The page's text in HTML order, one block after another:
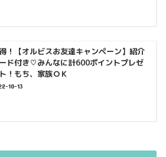
！【オルビスお友達キャンペーン】紹介
ド付き♡みんなに計600ポイントプレゼ
！もち、家族ＯＫ
10-13